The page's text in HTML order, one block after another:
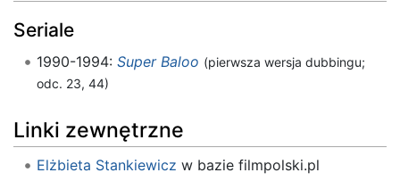
Seriale
1990-1994: Super Baloo (pierwsza wersja dubbingu;
odc. 23, 44)
Linki zewnętrzne
Elżbieta Stankiewicz w bazie filmpolski.pl